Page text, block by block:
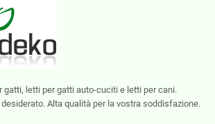
gatti, letti per gatti auto-cuciti e letti per cani.
Alta qualità per la vostra soddisfazione.